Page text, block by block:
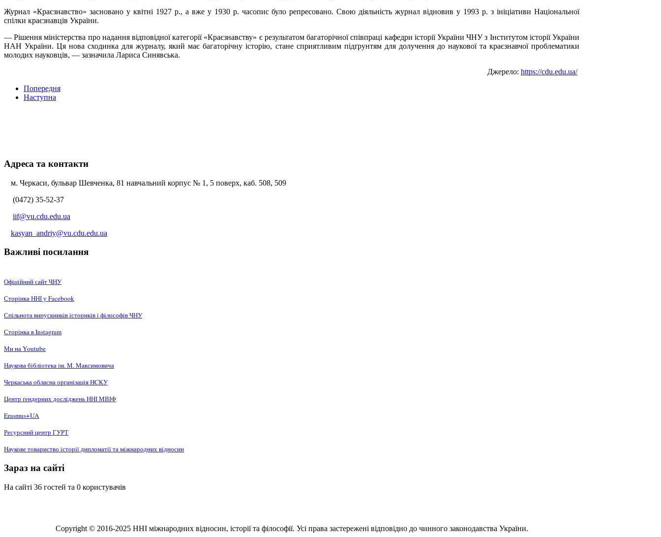
Журнал «Краєзнавство» засновано у квітні 1927 р., а вже у 1930 р. часопис було репресовано. Свою діяльність журнал відновив у 1993 р. з ініціативи Національної
спілки краєзнавців України.
— Рішення міністерства про надання відповідної категорії «Краєзнавству» є результатом багаторічної співпраці кафедри історії України ЧНУ з Інститутом історії України
НАН України. Ця нова сходинка для журналу, який має багаторічну історію, стане сприятливим підґрунтям для долучення до наукової та краєзнавчої проблематики
молодих науковців, — зазначила Лариса Синявська.
Джерело: https://cdu.edu.ua/
Попередня
Наступна
Адреса та контакти
м. Черкаси, бульвар Шевченка, 81 навчальний корпус № 1, 5 поверх, каб. 508, 509
(0472) 35-52-37
iif@vu.cdu.edu.ua
kasyan_andriy@vu.cdu.edu.ua
Важливі посилання
Офіційний сайт ЧНУ
Сторінка ННІ у Facebook
Спільнота випускників істориків і філософів ЧНУ
Сторінка в Instagram
Ми на Youtube
Наукова бібліотека ім. М. Максимовича
Черкаська обласна організація НCКУ
Центр ґендерних досліджень ННІ МВІФ
Erasmus+UA
Ресурсний центр ГУРТ
Наукове товариство історії дипломатії та міжнародних відносин
Зараз на сайті
На сайті 36 гостей та 0 користувачів
Copyright © 2016-2025 ННІ міжнародних відносин, історії та філософії. Усі права застережені відповідно до чинного законодавства України.